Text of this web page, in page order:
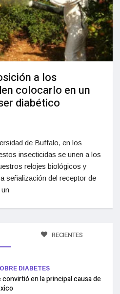
a los
colocarlo en un
diabético
de Buffalo, en los
insecticidas se unen a los
relojes biológicos y
señalización del receptor de
RECIENTES
DIABETES
convirtió en la principal causa de